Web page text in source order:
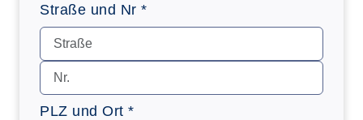
Straße und Nr *
PLZ und Ort *